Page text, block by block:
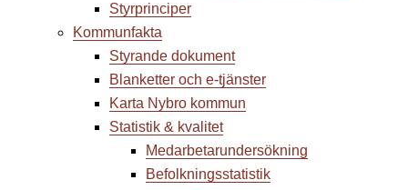
Styrprinciper
Kommunfakta
Styrande dokument
Blanketter och e-tjänster
Karta Nybro kommun
Statistik & kvalitet
Medarbetar­undersökning
Befolkningsstatistik